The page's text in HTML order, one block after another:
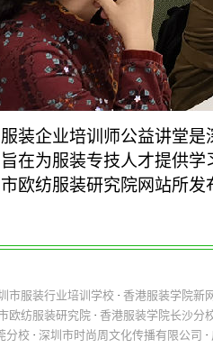
装企业培训师公益讲堂是
旨在为服装专技人才提供学
欧纺服装研究院网站所发
市服装行业培训学校 · 香港服装学院新
欧纺服装研究院 · 香港服装学院长沙分
分校 · 深圳市时尚周文化传播有限公司 ·